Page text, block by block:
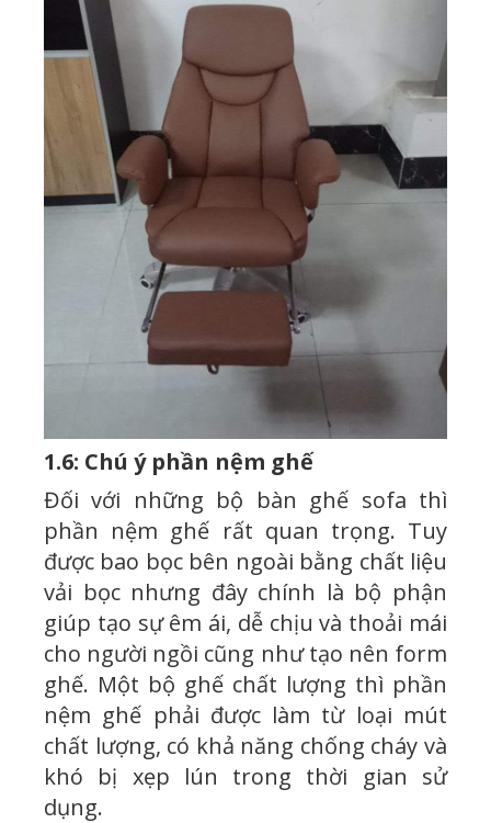
1.6: Chú ý phần nệm ghế
Đối với những bộ bàn ghế sofa thì
phần nệm ghế rất quan trọng. Tuy
được bao bọc bên ngoài bằng chất liệu
vải bọc nhưng đây chính là bộ phận
giúp tạo sự êm ái, dễ chịu và thoải mái
cho người ngồi cũng như tạo nên form
ghế. Một bộ ghế chất lượng thì phần
nệm ghế phải được làm từ loại mút
chất lượng, có khả năng chống cháy và
khó bị xẹp lún trong thời gian sử
dụng.